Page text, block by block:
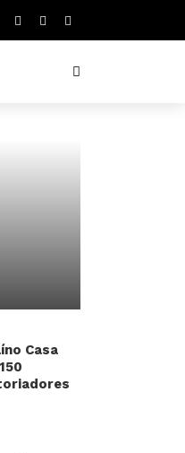
Casa